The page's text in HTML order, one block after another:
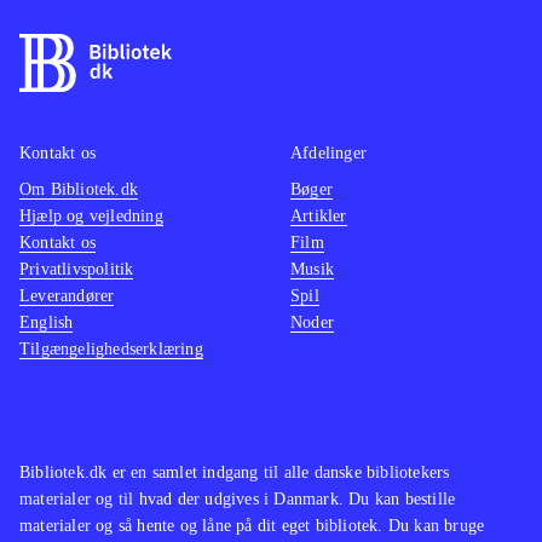
som søm i en dåse, og det suppleres
af en underlig malplaceret pompøs
man kan spille op til 4 sammen,
hvilket fungerer fint, og at spillet kan
spilles både med den almindelige
controller og med Playstation move
Spillet minder i både gameplay og
genre om Time crisis - razing storm,
der dog trods en tynd historie og
ikke får i Heavy fire - Afghanistan .
Måske kan spillet fungere som
Bibliotek.dk er en samlet indgang til alle danske bibliotekers
materialer og til hvad der udgives i Danmark. Du kan bestille
materialer og så hente og låne på dit eget bibliotek. Du kan bruge
Kontakt os
Om Bibliotek.dk
Hjælp og vejledning
Kontakt os
Privatlivspolitik
Leverandører
English
Tilgængelighedserklæring
Afdelinger
Bøger
Artikler
Film
Musik
Spil
Noder